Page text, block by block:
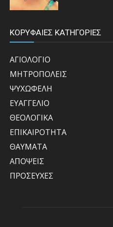
ΚΟΡΥΦΑΙΕΣ ΚΑΤΗΓΟΡΙΕΣ
ΑΓΙΟΛΟΓΙΟ
ΜΗΤΡΟΠΟΛΕΙΣ
ΨΥΧΩΦΕΛΗ
ΕΥΑΓΓΕΛΙΟ
ΘΕΟΛΟΓΙΚΑ
ΕΠΙΚΑΙΡΟΤΗΤΑ
ΘΑΥΜΑΤΑ
ΑΠΟΨΕΙΣ
ΠΡΟΣΕΥΧΕΣ